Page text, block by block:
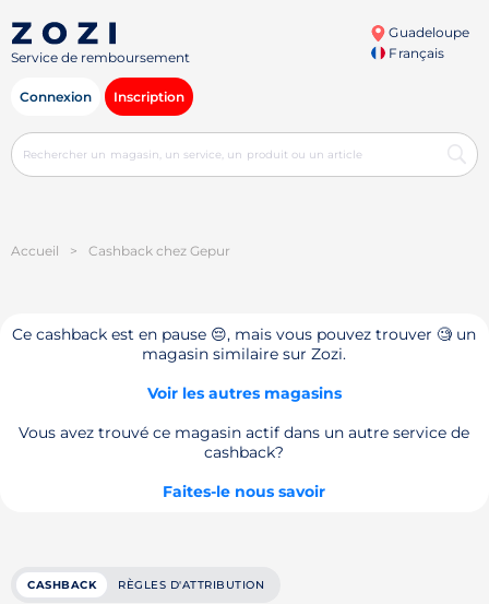
Service de remboursement
Guadeloupe
Français
Connexion Inscription
Accueil > Cashback chez Gepur
Ce cashback est en pause 😔, mais vous pouvez trouver 🧐 un
magasin similaire sur Zozi.
Voir les autres magasins
Vous avez trouvé ce magasin actif dans un autre service de
cashback?
Faites-le nous savoir
CASHBACK RÈGLES D'ATTRIBUTION